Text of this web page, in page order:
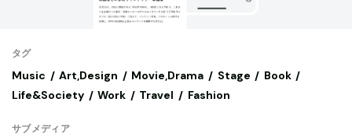
タグ
Music Art,Design Movie,Drama Stage
Book
Life&Society
Work Travel Fashion
サブメディア